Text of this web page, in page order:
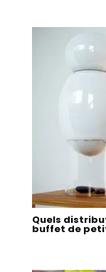
Quels
buffet de